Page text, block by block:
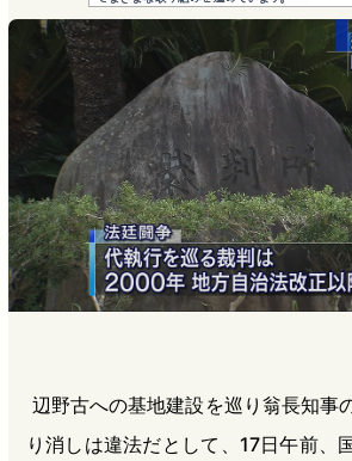
e
b
o
o
k
e
n
a
e
e
a
d
s
辺野古への基地建設を巡り翁長知事
り消しは違法だとして、17日午前、